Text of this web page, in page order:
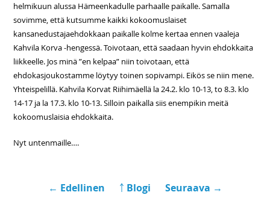
helmikuun alussa Hämeenkadulle parhaalle paikalle. Samalla
sovimme, että kutsumme kaikki kokoomuslaiset
kansanedustajaehdokkaan paikalle kolme kertaa ennen vaaleja
Kahvila Korva -hengessä. Toivotaan, että saadaan hyvin ehdokkaita
liikkeelle. Jos minä ”en kelpaa” niin toivotaan, että
ehdokasjoukostamme löytyy toinen sopivampi. Eikös se niin mene.
Yhteispelillä. Kahvila Korvat Riihimäellä la 24.2. klo 10-13, to 8.3. klo
14-17 ja la 17.3. klo 10-13. Silloin paikalla siis enempikin meitä
kokoomuslaisia ehdokkaita.
Nyt untenmaille….
← Edellinen ￪ Blogi Seuraava →